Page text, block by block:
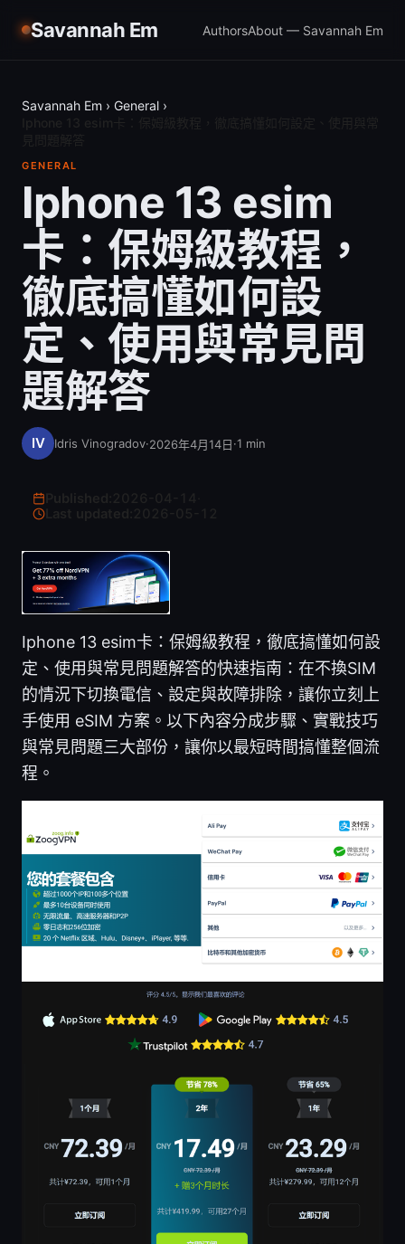
Savannah Em AuthorsAbout — Savannah Em
Savannah Em › General ›
GENERAL
Iphone 13 esim
卡：保姆級教程，
徹底搞懂如何設
定、使用與常見問
題解答
Idris Vinogradov·2026年4月14日·1 min
Last updated:
Iphone 13 esim卡：保姆級教程，徹底搞懂如何設
定、使用與常見問題解答的快速指南：在不換SIM
的情況下切換電信、設定與故障排除，讓你立刻上
手使用 eSIM 方案。以下內容分成步驟、實戰技巧
與常見問題三大部份，讓你以最短時間搞懂整個流
程。